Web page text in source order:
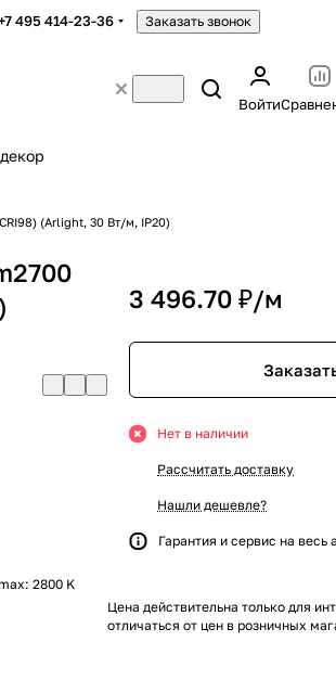
495 414-23-36 Заказать звонок
Войти
(Arlight, 30 Вт/м, IP20)
2800 K
3 496.70 ₽/м
Нет в наличии
Рассчитать доставку
Нашли дешевле?
Гарантия и сервис на весь
Цена действительна только для
отличаться от цен в розничных